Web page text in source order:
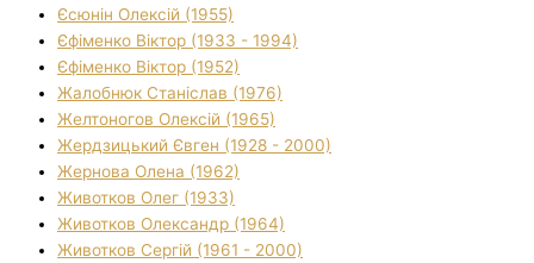
Єсюнін Олексій (1955)
Єфіменко Віктор (1933 - 1994)
Єфіменко Віктор (1952)
Жалобнюк Станіслав (1976)
Желтоногов Олексій (1965)
Жердзицький Євген (1928 - 2000)
Жернова Олена (1962)
Животков Олег (1933)
Животков Олександр (1964)
Животков Сергій (1961 - 2000)